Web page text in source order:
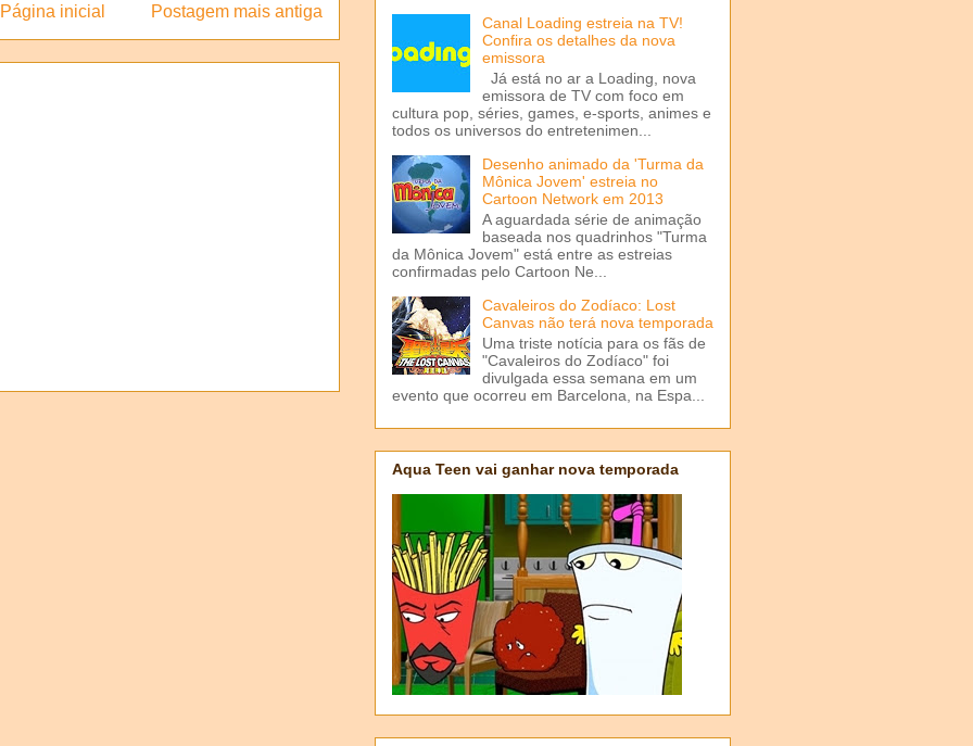
Postagem mais antiga
Página inicial
Canal Loading estreia na TV!
Confira os detalhes da nova
emissora
Já está no ar a Loading, nova
emissora de TV com foco em
cultura pop, séries, games, e-sports, animes e
todos os universos do entretenimen...
Desenho animado da 'Turma da
Mônica Jovem' estreia no
Cartoon Network em 2013
A aguardada série de animação
baseada nos quadrinhos "Turma
da Mônica Jovem" está entre as estreias
confirmadas pelo Cartoon Ne...
Cavaleiros do Zodíaco: Lost
Canvas não terá nova temporada
Uma triste notícia para os fãs de
"Cavaleiros do Zodíaco" foi
divulgada essa semana em um
evento que ocorreu em Barcelona, na Espa...
Aqua Teen vai ganhar nova temporada